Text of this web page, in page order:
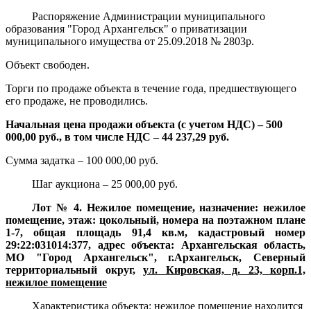
Распоряжение Администрации муниципального
образования "Город Архангельск" о приватизации
муниципального имущества от 25.09.2018 № 2803р.
Объект свободен.
Торги по продаже объекта в течение года, предшествующего
его продаже, не проводились.
Начальная цена продажи объекта (с учетом НДС) – 500
000,00 руб., в том числе НДС – 44 237,29 руб.
Сумма задатка – 100 000,00 руб.
Шаг аукциона – 25 000,00 руб.
Лот № 4. Нежилое помещение, назначение: нежилое
помещение, этаж: цокольный, номера на поэтажном плане
1-7, общая площадь 91,4 кв.м, кадастровый номер
29:22:031014:377, адрес объекта: Архангельская область,
МО "Город Архангельск", г.Архангельск, Северный
территориальный округ, ул. Кировская, д. 23, корп.1,
нежилое помещение
Характеристика объекта: нежилое помещение находится